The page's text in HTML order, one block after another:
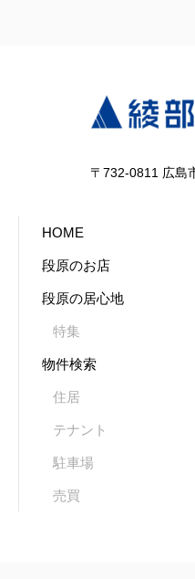
〒732-0811 広島
HOME
段原のお店
段原の居心地
特集
物件検索
住居
テナント
駐車場
売買